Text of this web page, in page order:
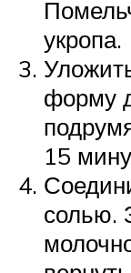
укропа.
форму
15
солью.